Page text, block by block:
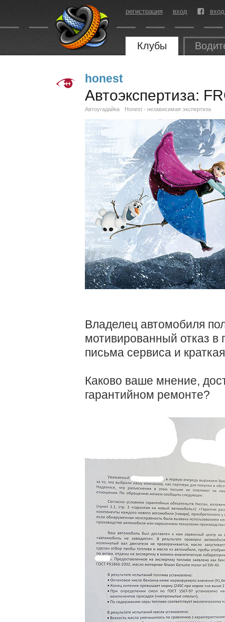
регистрация вход
Клубы
honest
Автоэкспертиза:
Автоугадайка Honest - независимая экспертиза
Владелец автомобиля
мотивированный отказ
письма сервиса и
Каково ваше мнение,
гарантийном ремонте?